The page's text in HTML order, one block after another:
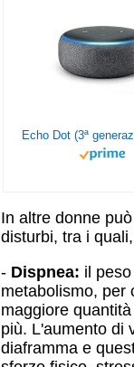
In altre donne
disturbi, tra i
- Dispnea: il
metabolismo, per
maggiore
più. L'aumento di
diaframma e